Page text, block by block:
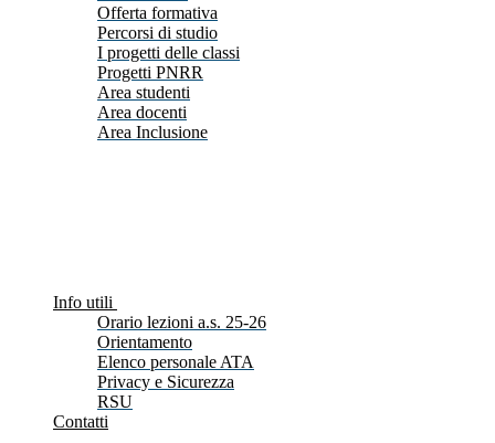
Offerta formativa
Percorsi di studio
I progetti delle classi
Progetti PNRR
Area studenti
Area docenti
Area Inclusione
Info utili
Orario lezioni a.s. 25-26
Orientamento
Elenco personale ATA
Privacy e Sicurezza
RSU
Contatti